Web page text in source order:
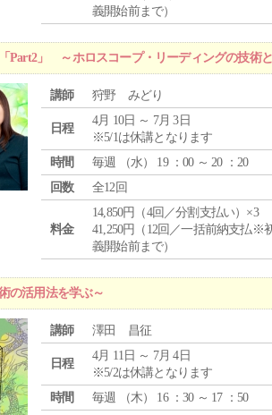
義開始前まで）
Part2」 ～ホロスコープ・リーディングの技術
講師 狩野 みどり
日程
4月 10日 ～ 7月 3日
※5/1は休講となります
時間
毎週 （水） 19 ：00 ～ 20 ：20
回数
全12回
料金
14,850円（4回／分割支払い）×3
41,250円（12回／一括前納支払※
義開始前まで）
活用法を学ぶ～
講師 澤田 昌征
日程
4月 11日 ～ 7月 4日
※5/2は休講となります
時間
毎週 （木） 16 ：30 ～ 17 ：50